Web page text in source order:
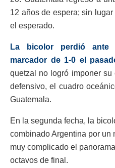
12 años de espera; sin
el esperado.
La bicolor perdió ante
marcador de 1-0 el
quetzal no logró imponer
defensivo, el cuadro
Guatemala.
En la segunda fecha, la
combinado Argentina por un
muy complicado el
octavos de final.